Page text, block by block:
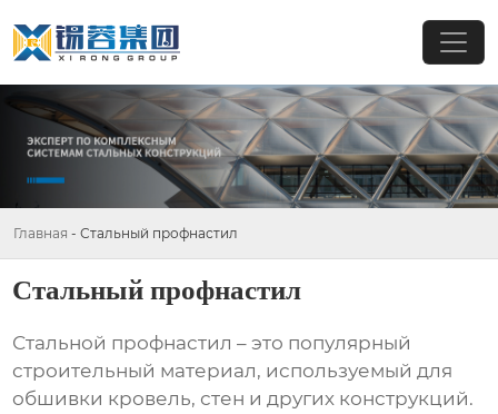
Главная - Стальный профнастил
Стальный профнастил
Стальной профнастил – это популярный
строительный материал, используемый для
обшивки кровель, стен и других конструкций.